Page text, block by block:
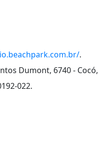
.
Dumont, 6740 - Cocó,
022.